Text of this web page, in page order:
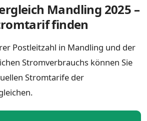
Mandling 2025 –
finden
Postleitzahl in Mandling und der
Stromverbrauchs können Sie
Stromtarife der